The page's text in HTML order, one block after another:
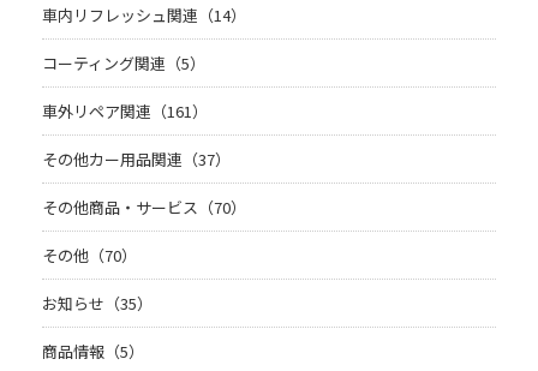
車内リフレッシュ関連（14）
コーティング関連（5）
車外リペア関連（161）
その他カー用品関連（37）
その他商品・サービス（70）
その他（70）
お知らせ（35）
商品情報（5）